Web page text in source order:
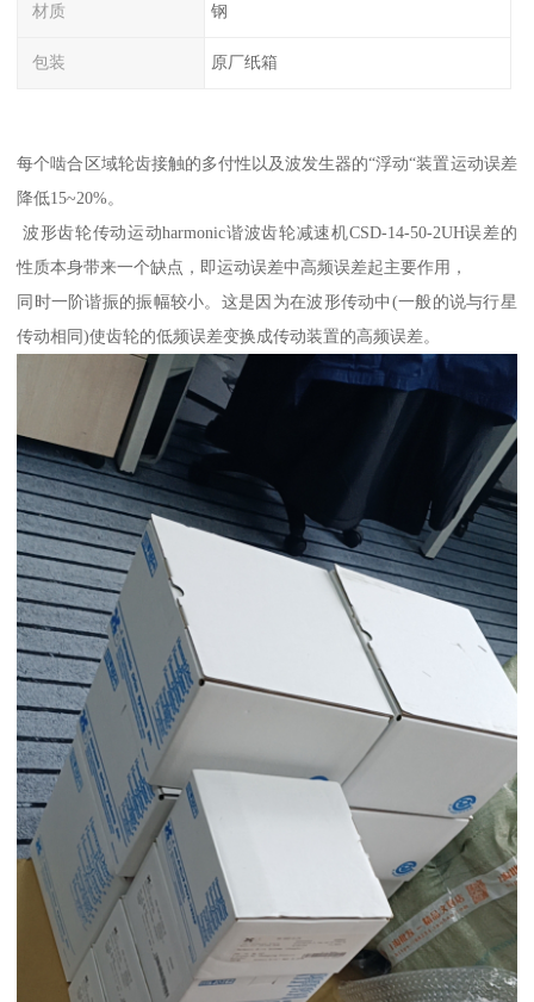
材质 钢
包装 原厂纸箱
每个啮合区域轮齿接触的多付性以及波发生器的“浮动“装置运动误差
降低15~20%。
波形齿轮传动运动harmonic谐波齿轮减速机CSD-14-50-2UH误差的
性质本身带来一个缺点，即运动误差中高频误差起主要作用，
同时一阶谐振的振幅较小。这是因为在波形传动中(一般的说与行星
传动相同)使齿轮的低频误差变换成传动装置的高频误差。